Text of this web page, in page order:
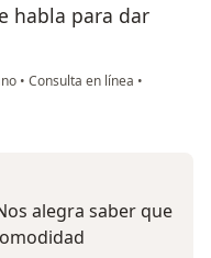
habla para dar
• Consulta en línea •
alegra saber que